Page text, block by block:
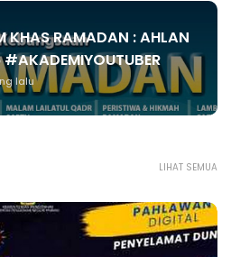
KHAS RAMADAN : AHLAN
lalu
LIHAT SEMUA